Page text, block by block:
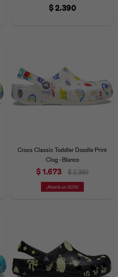
$2.390
Crocs Classic Toddler Doodle Print
Clog - Blanco
$1.673 $ 2.390
30